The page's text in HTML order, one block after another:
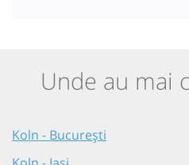
Unde au mai
Koln - București